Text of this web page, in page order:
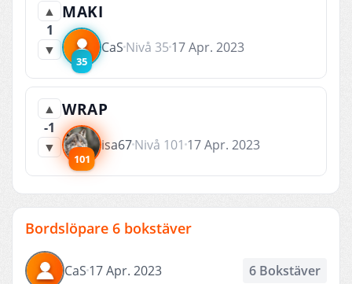
▲
1
▼
MAKI
35
CaS Nivå 35 17 Apr. 2023
▲
-1
▼
WRAP
101
isa67Nivå 101 17 Apr. 2023
Bordslöpare 6 bokstäver
CaS 17 Apr. 2023 6 Bokstäver